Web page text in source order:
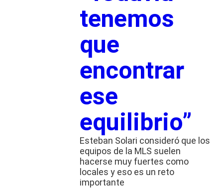
tenemos
que
encontrar
ese
equilibrio”
Esteban Solari consideró que los
equipos de la MLS suelen
hacerse muy fuertes como
locales y eso es un reto
importante